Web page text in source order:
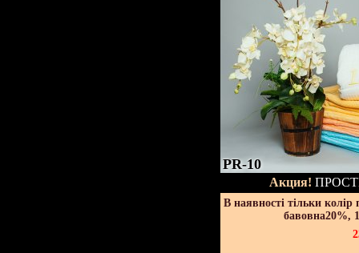
PR-10
Акция!
В наявності тільки
бавовна20%,